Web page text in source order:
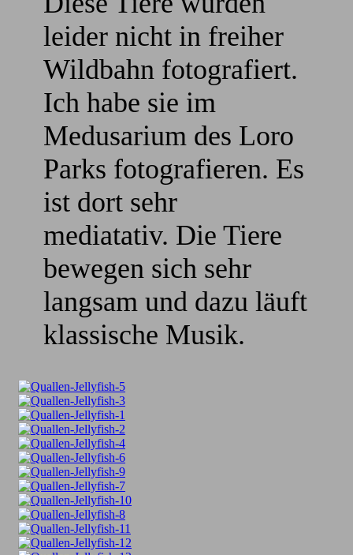
leider nicht in freiher
Wildbahn fotografiert.
Ich habe sie im
Medusarium des Loro
Parks fotografieren. Es
ist dort sehr
mediatativ. Die Tiere
bewegen sich sehr
langsam und dazu läuft
klassische Musik.